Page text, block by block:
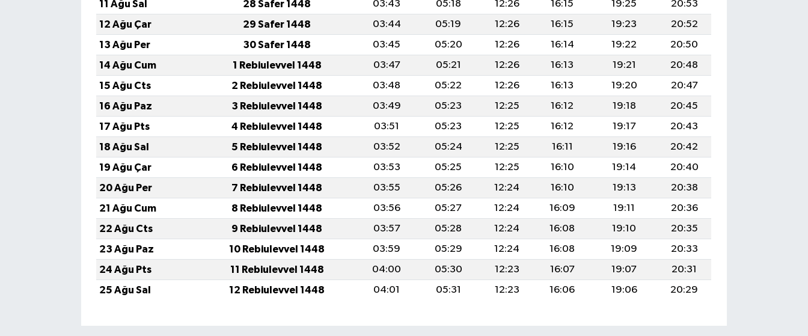
11 Ağu Sal
28 Safer 1448 03:43 05:18 12:26 16:15 19:25
20:53
12 Ağu Çar
29 Safer 1448 03:44 05:19 12:26 16:15 19:23
20:52
13 Ağu Per
30 Safer 1448 03:45 05:20 12:26 16:14 19:22
20:50
14 Ağu Cum
1 Rebiulevvel 1448 03:47 05:21 12:26 16:13 19:21
20:48
15 Ağu Cts
2 Rebiulevvel 1448 03:48 05:22 12:26 16:13 19:20
20:47
16 Ağu Paz
3 Rebiulevvel 1448 03:49 05:23 12:25 16:12 19:18
20:45
17 Ağu Pts
4 Rebiulevvel 1448 03:51 05:23 12:25 16:12 19:17
20:43
18 Ağu Sal
5 Rebiulevvel 1448 03:52 05:24 12:25 16:11 19:16
20:42
19 Ağu Çar
6 Rebiulevvel 1448 03:53 05:25 12:25 16:10 19:14
20:40
20 Ağu Per
7 Rebiulevvel 1448 03:55 05:26 12:24 16:10 19:13
20:38
21 Ağu Cum
8 Rebiulevvel 1448 03:56 05:27 12:24 16:09 19:11
20:36
22 Ağu Cts
9 Rebiulevvel 1448 03:57 05:28 12:24 16:08 19:10
20:35
23 Ağu Paz
10 Rebiulevvel 1448 03:59 05:29 12:24 16:08 19:09
20:33
24 Ağu Pts
11 Rebiulevvel 1448 04:00 05:30 12:23 16:07 19:07
20:31
25 Ağu Sal
12 Rebiulevvel 1448 04:01 05:31 12:23 16:06 19:06 20:29